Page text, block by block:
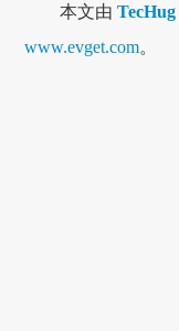
本文由TecHug
www.evget.com。